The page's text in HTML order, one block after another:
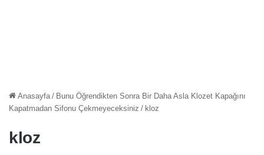
Anasayfa / Bunu Öğrendikten Sonra Bir Daha Asla Klozet Kapağını
Kapatmadan Sifonu Çekmeyeceksiniz / kloz
kloz